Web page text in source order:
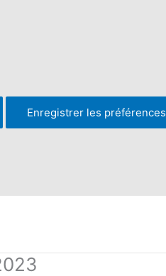
Enregistrer les préférences